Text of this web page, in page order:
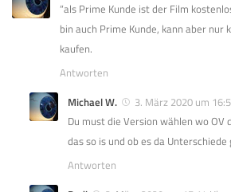
“als Prime Kunde ist der Film
bin auch Prime Kunde, kann aber
kaufen.
Antworten
Michael W.
3. März 2020 um
Du must die Version wählen wo
das so is und ob es da
Antworten